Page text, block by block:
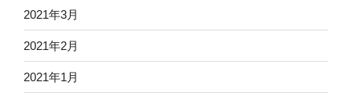
2021年3月
2021年2月
2021年1月